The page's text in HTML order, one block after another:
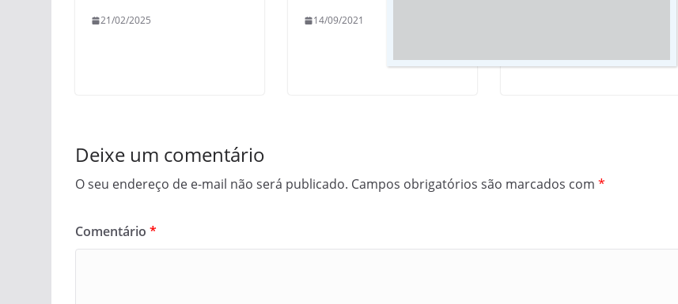
21/02/2025 14/09/2021
17/07/2020
Deixe um comentário
O seu endereço de e-mail não será publicado. Campos obrigatórios são marcados com *
Comentário *